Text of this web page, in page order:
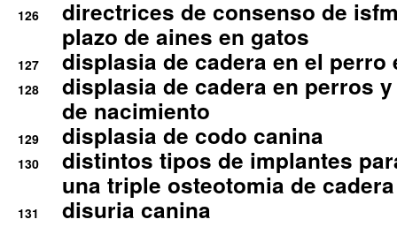
126
directrices de consenso de
plazo de aines en gatos
127 displasia de cadera en el perro
128
displasia de cadera en perros
de nacimiento
129 displasia de codo canina
130
distintos tipos de implantes
una triple osteotomia de cadera
131 disuria canina